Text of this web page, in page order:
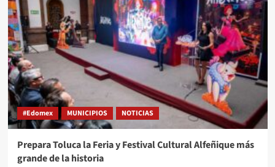
#Edomex MUNICIPIOS NOTICIAS
Prepara Toluca la Feria y Festival Cultural Alfeñique más
grande de la historia